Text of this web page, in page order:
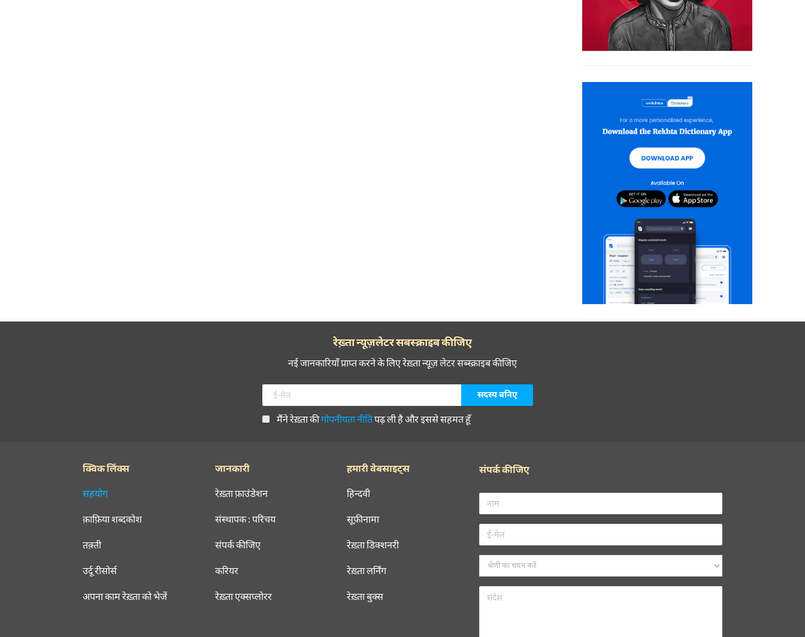
रेख़्ता न्यूज़लेटर सबस्क्राइब कीजिए
नई जानकारियाँ प्राप्त करने के लिए रेख़्ता न्यूज़ लेटर सब्स्क्राइब कीजिए
मैंने रेख़्ता कीगोपनीयता नीतिपढ़ ली है और इससे सहमत हूँ
क्विक लिंक्स
सहयोग
क़ाफ़िया शब्दकोश
तक़्ती
उर्दू रीसोर्स
अपना काम रेख़्ता को भेजें
जानकारी
रेख़्ता फ़ाउंडेशन
संस्थापक : परिचय
संपर्क कीजिए
करियर
रेख़्ता एक्सप्लोरर
हमारी वेबसाइट्स
हिन्दवी
सूफ़ीनामा
रेख़्ता डिक्शनरी
रेख़्ता लर्निंग
रेख़्ता बुक्स
संपर्क कीजिए